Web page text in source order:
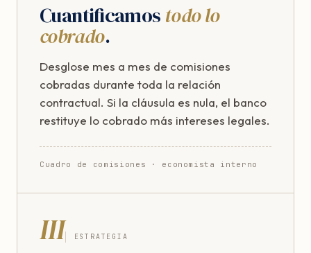
Cuantificamos todo lo
cobrado.
Desglose mes a mes de comisiones
cobradas durante toda la relación
contractual. Si la cláusula es nula, el banco
restituye lo cobrado más intereses legales.
Cuadro de comisiones · economista interno
III ESTRATEGIA